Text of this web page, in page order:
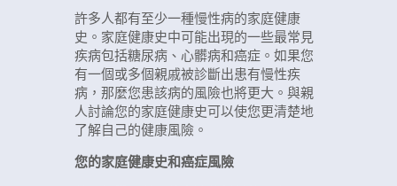
許多人都有至少一種慢性病的家庭健康
史。家庭健康史中可能出現的一些最常見
疾病包括糖尿病、心髒病和癌症。如果您
有一個或多個親戚被診斷出患有慢性疾
病，那麼您患該病的風險也將更大。與親
人討論您的家庭健康史可以使您更清楚地
了解自己的健康風險。
您的家庭健康史和癌症風險